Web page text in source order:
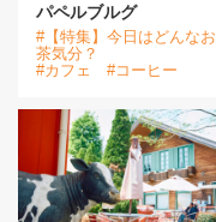
パペルブルグ
#【特集】今日はどんなお
茶気分？
#カフェ
#コーヒー